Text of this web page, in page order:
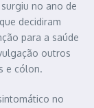
no ano de
decidiram
para a saúde
outros
e cólon.
no